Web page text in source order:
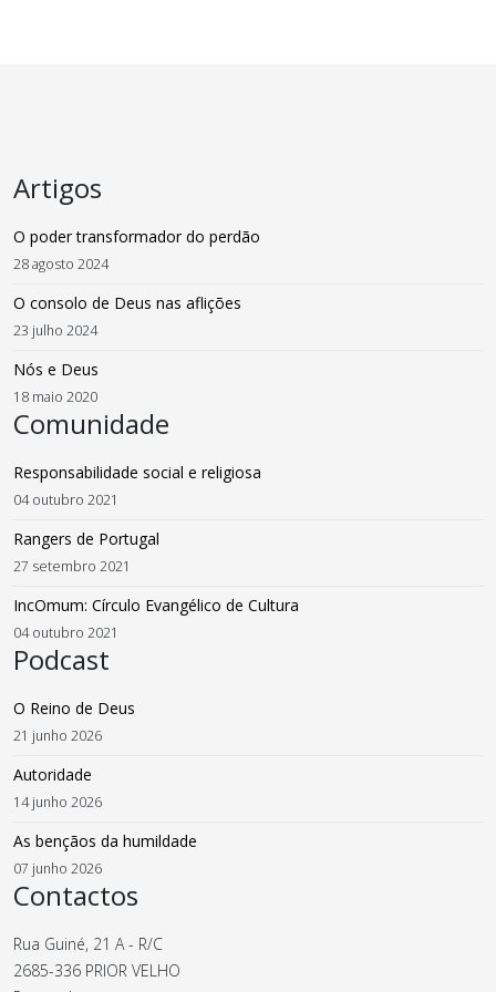
Artigos
O poder transformador do perdão
28 agosto 2024
O consolo de Deus nas aflições
23 julho 2024
Nós e Deus
18 maio 2020
Comunidade
Responsabilidade social e religiosa
04 outubro 2021
Rangers de Portugal
27 setembro 2021
IncOmum: Círculo Evangélico de Cultura
04 outubro 2021
Podcast
O Reino de Deus
21 junho 2026
Autoridade
14 junho 2026
As bençãos da humildade
07 junho 2026
Contactos
Rua Guiné, 21 A - R/C
2685-336 PRIOR VELHO